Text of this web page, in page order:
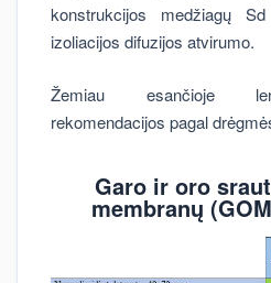
konstrukcijos medžiagų
izoliacijos difuzijos atvirumo.
Žemiau esančioje
rekomendacijos pagal
Garo ir oro
membranų